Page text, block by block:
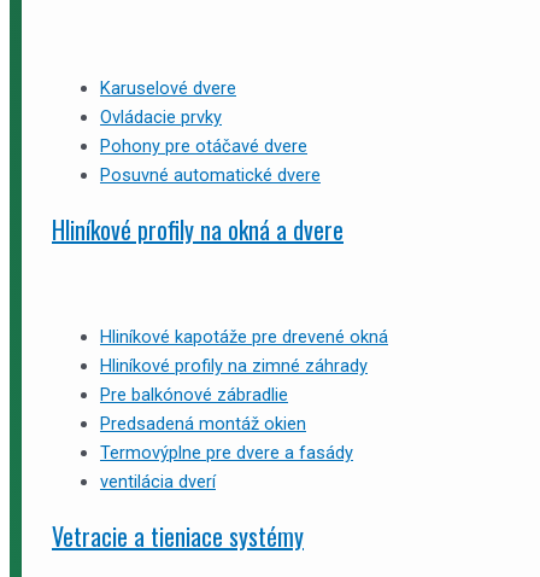
Karuselové dvere
Ovládacie prvky
Pohony pre otáčavé dvere
Posuvné automatické dvere
Hliníkové profily na okná a dvere
Hliníkové kapotáže pre drevené okná
Hliníkové profily na zimné záhrady
Pre balkónové zábradlie
Predsadená montáž okien
Termovýplne pre dvere a fasády
ventilácia dverí
Vetracie a tieniace systémy